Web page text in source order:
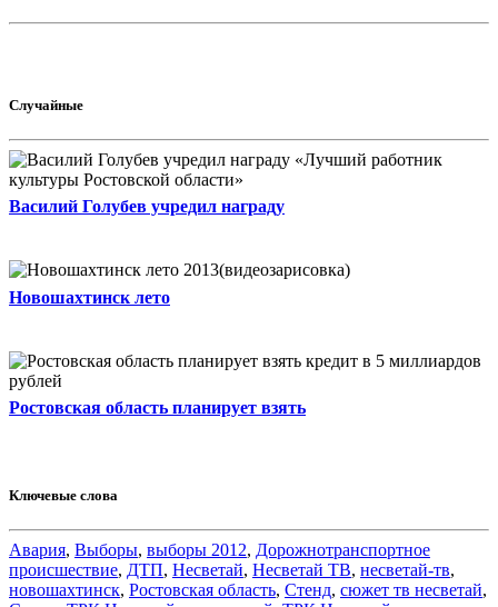
Случайные
Василий Голубев учредил награду
Новошахтинск лето
Ростовская область планирует взять
Ключевые слова
Авария, Выборы, выборы 2012, Дорожнотранспортное
происшествие, ДТП, Несветай, Несветай ТВ, несветай-тв,
новошахтинск, Ростовская область, Стенд, сюжет тв несветай,